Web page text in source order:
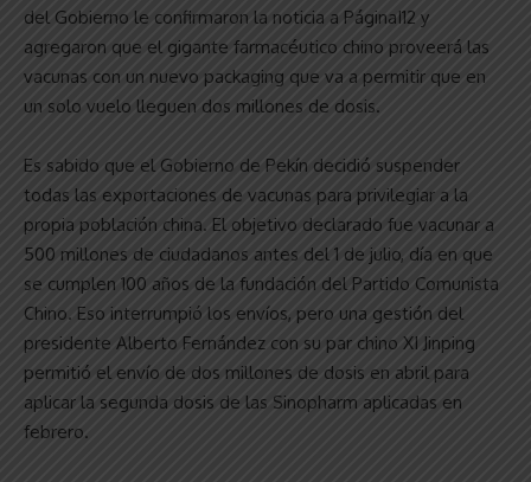
del Gobierno le confirmaron la noticia a PáginaI12 y
agregaron que el gigante farmacéutico chino proveerá las
vacunas con un nuevo packaging que va a permitir que en
un solo vuelo lleguen dos millones de dosis.
Es sabido que el Gobierno de Pekín decidió suspender
todas las exportaciones de vacunas para privilegiar a la
propia población china. El objetivo declarado fue vacunar a
500 millones de ciudadanos antes del 1 de julio, día en que
se cumplen 100 años de la fundación del Partido Comunista
Chino. Eso interrumpió los envíos, pero una gestión del
presidente Alberto Fernández con su par chino XI Jinping
permitió el envío de dos millones de dosis en abril para
aplicar la segunda dosis de las Sinopharm aplicadas en
febrero.